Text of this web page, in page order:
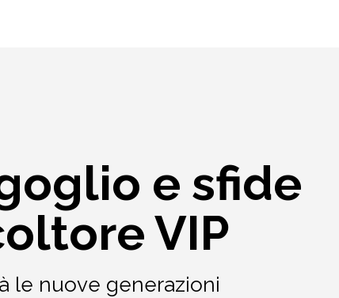
e sfide
VIP
le nuove generazioni